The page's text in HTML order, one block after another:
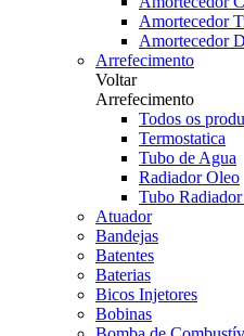
Amortecedor
Amortecedor
Arrefecimento
Voltar
Arrefecimento
Todos os
Termostatica
Tubo de Agua
Radiador Oleo
Tubo
Atuador
Bandejas
Batentes
Baterias
Bicos Injetores
Bobinas